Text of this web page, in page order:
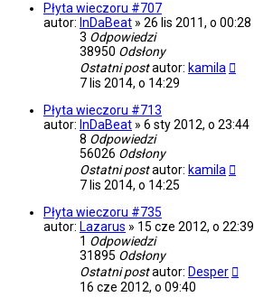
Płyta wieczoru #707
autor: InDaBeat » 26 lis 2011, o 00:28
3 Odpowiedzi
38950 Odsłony
Ostatni postautor: kamila
7 lis 2014, o 14:29
Płyta wieczoru #713
autor: InDaBeat » 6 sty 2012, o 23:44
8 Odpowiedzi
56026 Odsłony
Ostatni postautor: kamila
7 lis 2014, o 14:25
Płyta wieczoru #735
autor: Lazarus » 15 cze 2012, o 22:39
1 Odpowiedzi
31895 Odsłony
Ostatni postautor: Desper
16 cze 2012, o 09:40